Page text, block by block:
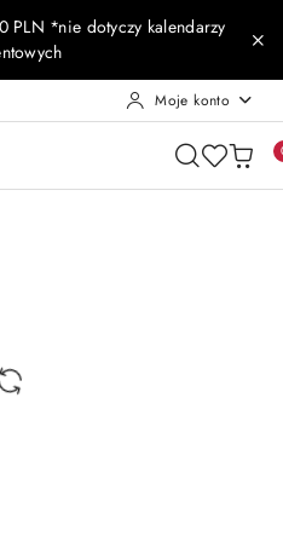
*nie dotyczy kalendarzy
Moje konto